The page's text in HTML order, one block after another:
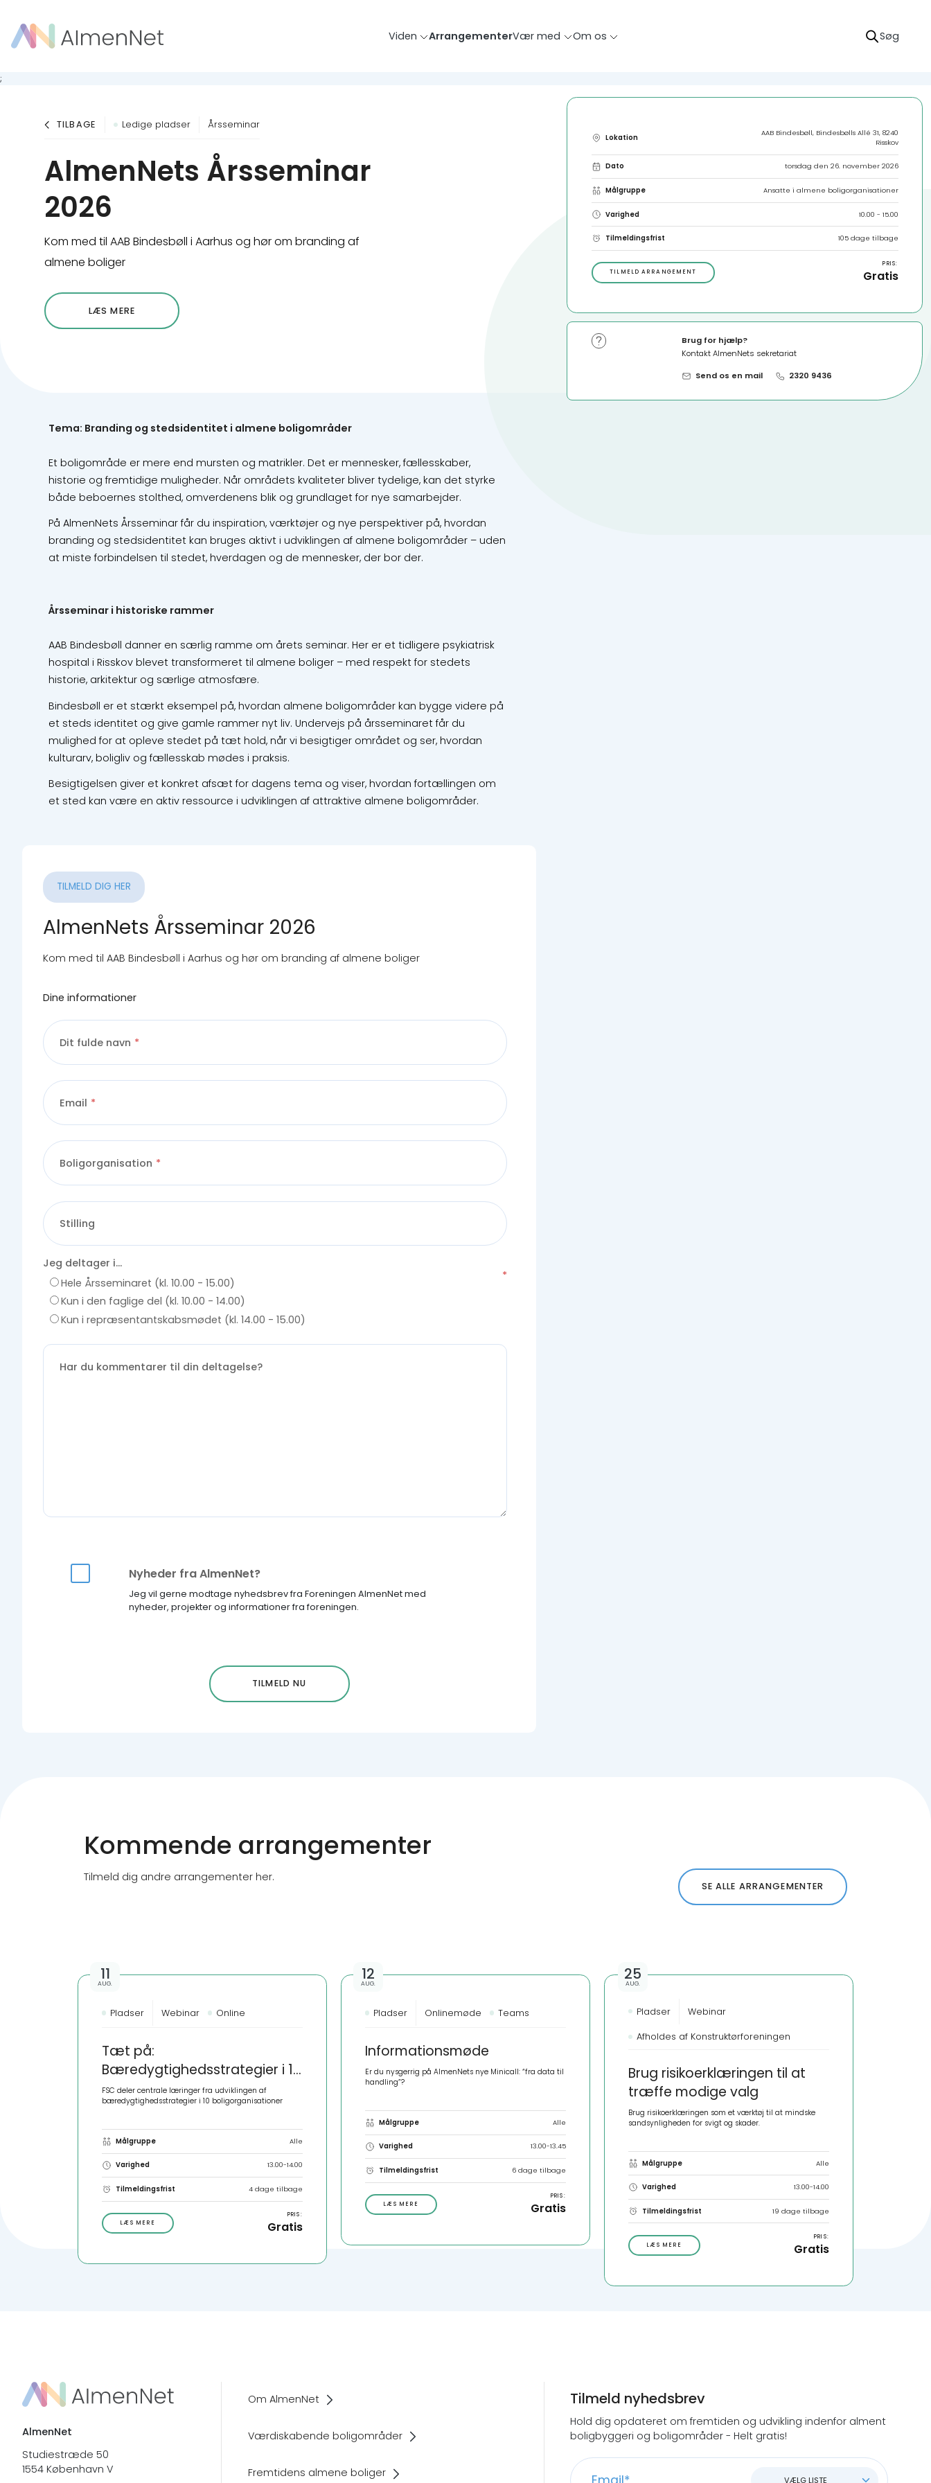
Viden ArrangementerVær med Om os
;
TILBAGE Ledige pladser Årsseminar
AlmenNets Årsseminar
2026
Kom med til AAB Bindesbøll i Aarhus og hør om branding af
almene boliger
LÆS MERE
Lokation
AAB Bindesbøll, Bindesbølls Allé 31, 8240
Risskov
Dato torsdag den 26. november 2026
Målgruppe Ansatte i almene boligorganisationer
Varighed 10.00 - 15.00
Tilmeldingsfrist 105 dage tilbage
TILMELD ARRANGEMENT
PRIS:
Gratis
Brug for hjælp?
Kontakt AlmenNets sekretariat
Send os en mail
2320 9436
Tema: Branding og stedsidentitet i almene boligområder
Et boligområde er mere end mursten og matrikler. Det er mennesker, fællesskaber,
historie og fremtidige muligheder. Når områdets kvaliteter bliver tydelige, kan det styrke
både beboernes stolthed, omverdenens blik og grundlaget for nye samarbejder.
På AlmenNets Årsseminar får du inspiration, værktøjer og nye perspektiver på, hvordan
branding og stedsidentitet kan bruges aktivt i udviklingen af almene boligområder – uden
at miste forbindelsen til stedet, hverdagen og de mennesker, der bor der.
Årsseminar i historiske rammer
AAB Bindesbøll danner en særlig ramme om årets seminar. Her er et tidligere psykiatrisk
hospital i Risskov blevet transformeret til almene boliger – med respekt for stedets
historie, arkitektur og særlige atmosfære.
Bindesbøll er et stærkt eksempel på, hvordan almene boligområder kan bygge videre på
et steds identitet og give gamle rammer nyt liv. Undervejs på årsseminaret får du
mulighed for at opleve stedet på tæt hold, når vi besigtiger området og ser, hvordan
kulturarv, boligliv og fællesskab mødes i praksis.
Besigtigelsen giver et konkret afsæt for dagens tema og viser, hvordan fortællingen om
et sted kan være en aktiv ressource i udviklingen af attraktive almene boligområder.
TILMELD DIG HER
AlmenNets Årsseminar 2026
Kom med til AAB Bindesbøll i Aarhus og hør om branding af almene boliger
Dine informationer
Dit fulde navn
Email
Boligorganisation
Stilling
Jeg deltager i...
Hele Årsseminaret (kl. 10.00 - 15.00)
Kun i den faglige del (kl. 10.00 - 14.00)
Kun i repræsentantskabsmødet (kl. 14.00 - 15.00)
Har du kommentarer til din deltagelse?
Nyheder fra AlmenNet?
Jeg vil gerne modtage nyhedsbrev fra Foreningen AlmenNet med
nyheder, projekter og informationer fra foreningen.
Kommende arrangementer
Tilmeld dig andre arrangementer her.
SE ALLE ARRANGEMENTER
11
AUG.
Pladser Webinar Online
Tæt på:
Bæredygtighedsstrategier i 10
boligorganisationer
FSC deler centrale læringer fra udviklingen af
bæredygtighedsstrategier i 10 boligorganisationer
Målgruppe Alle
Varighed 13.00-14.00
Tilmeldingsfrist 4 dage tilbage
LÆS MERE
PRIS:
Gratis
12
AUG.
Pladser Onlinemøde Teams
Informationsmøde
Er du nysgerrig på AlmenNets nye Minicall: “fra data til
handling”?
Målgruppe Alle
Varighed 13.00-13.45
Tilmeldingsfrist 6 dage tilbage
LÆS MERE
PRIS:
Gratis
25
AUG.
Pladser Webinar
Afholdes af Konstruktørforeningen
Brug risikoerklæringen til at
træffe modige valg
Brug risikoerklæringen som et værktøj til at mindske
sandsynligheden for svigt og skader.
Målgruppe Alle
Varighed 13.00-14.00
Tilmeldingsfrist 19 dage tilbage
LÆS MERE
PRIS:
Gratis
AlmenNet
Studiestræde 50
1554 København V
Om AlmenNet
Værdiskabende boligområder
Fremtidens almene boliger
Tilmeld nyhedsbrev
Hold dig opdateret om fremtiden og udvikling indenfor alment
boligbyggeri og boligområder - Helt gratis!
VÆLG LISTE